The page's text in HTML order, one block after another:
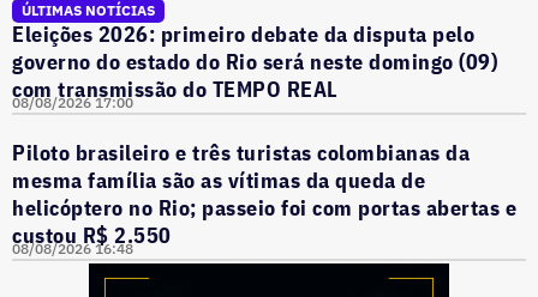
ÚLTIMAS NOTÍCIAS
Eleições 2026: primeiro debate da disputa pelo
governo do estado do Rio será neste domingo (09)
com transmissão do TEMPO REAL
08/08/2026 17:00
Piloto brasileiro e três turistas colombianas da
mesma família são as vítimas da queda de
helicóptero no Rio; passeio foi com portas abertas e
custou R$ 2.550
08/08/2026 16:48